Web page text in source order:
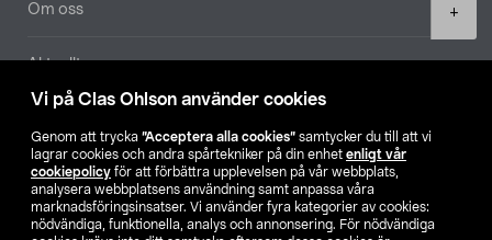
Vi på Clas Ohlson använder cookies
Genom att trycka ”Acceptera alla cookies” samtycker du till att vi
lagrar cookies och andra spårtekniker på din enhet enligt vår
cookiepolicy för att förbättra upplevelsen på vår webbplats,
analysera webbplatsens användning samt anpassa våra
marknadsföringsinsatser. Vi använder fyra kategorier av cookies:
nödvändiga, funktionella, analys och annonsering. För nödvändiga
+
Om oss
Aktuellt
Hitta butik
SE NO FI